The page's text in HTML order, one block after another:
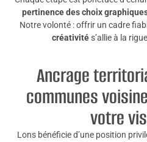
pertinence des choix
Notre volonté : offrir un cadre
créativités’allie à la
Ancrage
communes
votre
Lons bénéficie d’une position